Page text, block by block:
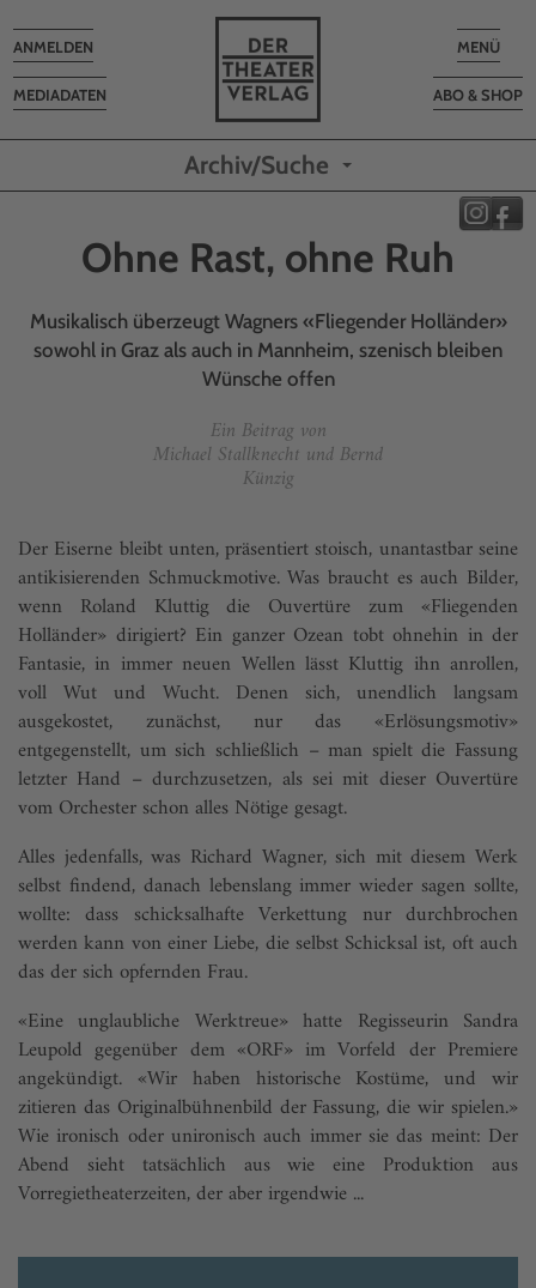
Toggle
MENÜ
ABO & SHOP
MEDIADATEN
Toggle
navigation
ANMELDEN
Archiv/Suche
Ohne Rast, ohne Ruh
Musikalisch überzeugt Wagners «Fliegender Holländer»
sowohl in Graz als auch in Mannheim, szenisch bleiben
Wünsche offen
Ein Beitrag von
Michael Stallknecht und Bernd
Künzig
Der Eiserne bleibt unten, präsentiert stoisch, unantastbar seine
antikisierenden Schmuckmotive. Was braucht es auch Bilder,
wenn Roland Kluttig die Ouvertüre zum «Fliegenden
Holländer» dirigiert? Ein ganzer Ozean tobt ohnehin in der
Fantasie, in immer neuen Wellen lässt Kluttig ihn anrollen,
voll Wut und Wucht. Denen sich, unendlich langsam
ausgekostet, zunächst, nur das «Erlösungsmotiv»
entgegenstellt, um sich schließlich – man spielt die Fassung
letzter Hand – durchzusetzen, als sei mit dieser Ouvertüre
vom Orchester schon alles Nötige gesagt.
Alles jedenfalls, was Richard Wagner, sich mit diesem Werk
selbst findend, danach lebenslang immer wieder sagen sollte,
wollte: dass schicksalhafte Verkettung nur durchbrochen
werden kann von einer Liebe, die selbst Schicksal ist, oft auch
das der sich opfernden Frau.
«Eine unglaubliche Werktreue» hatte Regisseurin Sandra
Leupold gegenüber dem «ORF» im Vorfeld der Premiere
angekündigt. «Wir haben historische Kostüme, und wir
zitieren das Originalbühnenbild der Fassung, die wir spielen.»
Wie ironisch oder unironisch auch immer sie das meint: Der
Abend sieht tatsächlich aus wie eine Produktion aus
Vorregietheaterzeiten, der aber irgendwie ...